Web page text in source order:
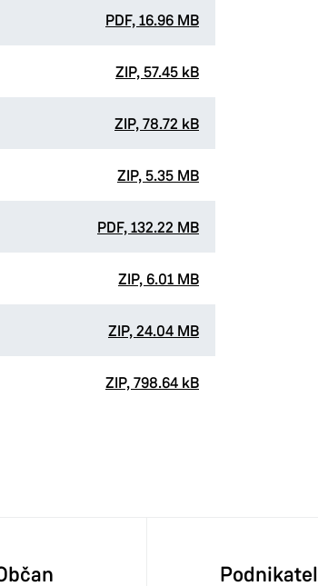
PDF, 16.96 MB
ZIP, 57.45 kB
ZIP, 78.72 kB
ZIP, 5.35 MB
PDF, 132.22 MB
ZIP, 6.01 MB
ZIP, 24.04 MB
ZIP, 798.64 kB
Podnikatel